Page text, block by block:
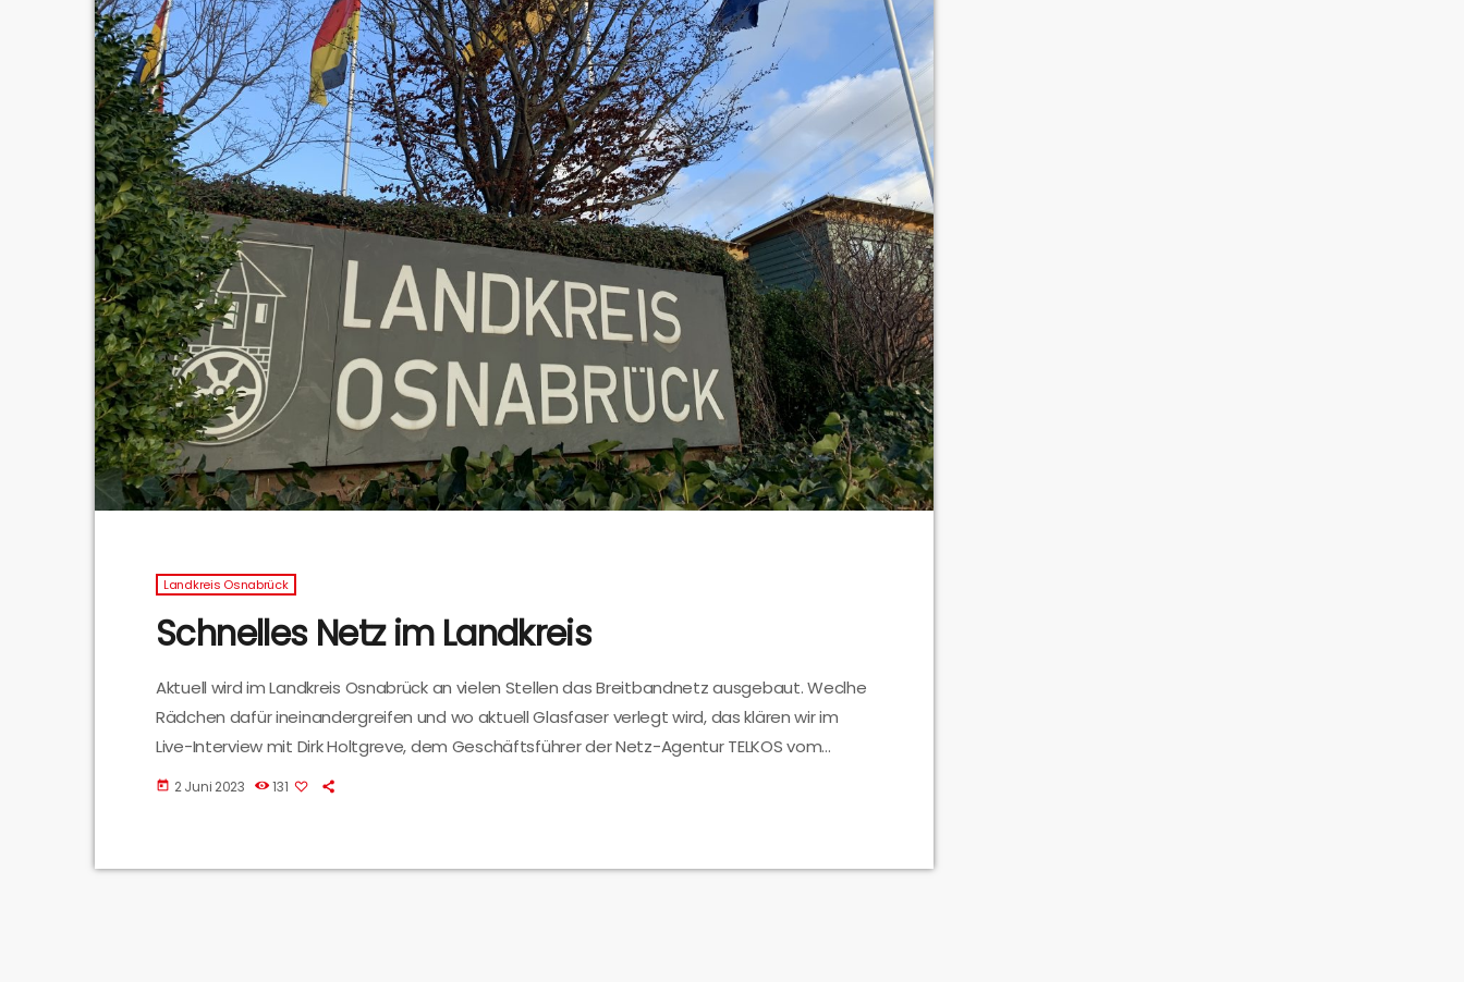
Landkreis Osnabrück
Schnelles Netz im Landkreis
Aktuell wird im Landkreis Osnabrück an vielen Stellen das Breitbandnetz ausgebaut. Weclhe
Rädchen dafür ineinandergreifen und wo aktuell Glasfaser verlegt wird, das klären wir im
Live-Interview mit Dirk Holtgreve, dem Geschäftsführer der Netz-Agentur TELKOS vom
Landkreis Osnabrück.
today 2 Juni 2023 131